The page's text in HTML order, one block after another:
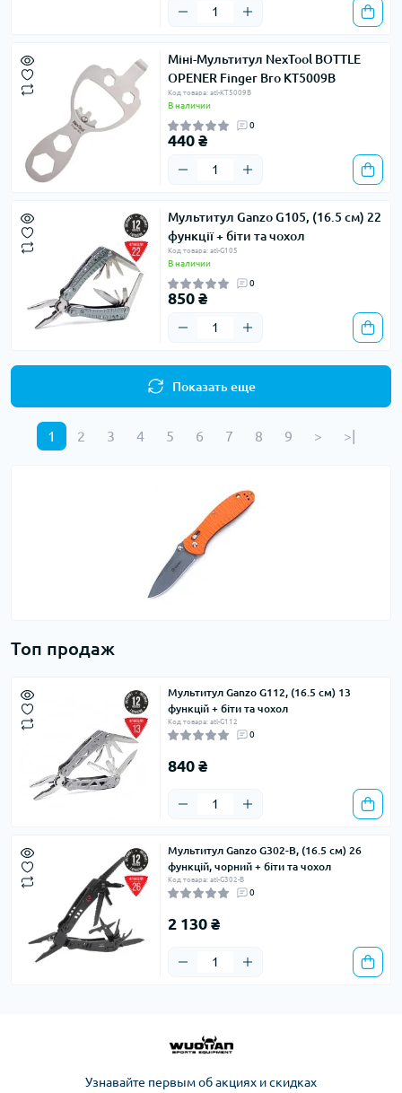
Міні-Мультитул NexTool BOTTLE
OPENER Finger Bro KT5009B
Код товара: atl-KT5009B
В наличии
0
440 ₴
Мультитул Ganzo G105, (16.5 см) 22
функції + біти та чохол
Код товара: atl-G105
В наличии
0
850 ₴
Показать еще
1 2 3 4 5 6 7 8 9 > >|
Топ продаж
Мультитул Ganzo G112, (16.5 см) 13
функцій + біти та чохол
Код товара: atl-G112
0
840 ₴
Мультитул Ganzo G302-В, (16.5 см) 26
функцій, чорний + біти та чохол
Код товара: atl-G302-B
0
2 130 ₴
Узнавайте первым об акциях и скидках